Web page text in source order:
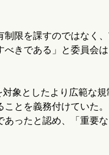
限を課すのではなく
きである」と委員会
象としたより広範な
とを義務付けていた
ったと認め、「重要